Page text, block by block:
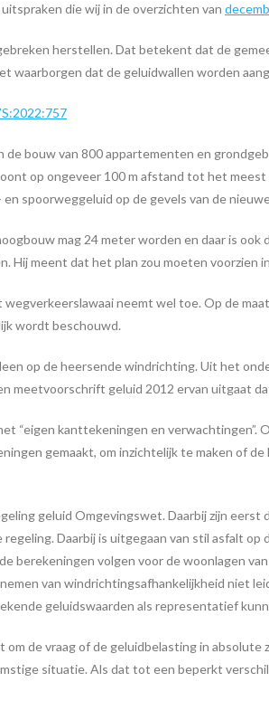
die wij in de overzichten van
herstellen. Dat betekent dat de
waarborgen dat de geluidwallen worden
bouw van 800 appartementen en
op ongeveer 100 m afstand tot het
spoorweggeluid op de gevels van de
mag 24 meter worden en daar is ook
meent dat het plan zou moeten voorzien
neemt wel toe. Op de
wordt beschouwd.
op de heersende windrichting. Uit het
meetvoorschrift geluid 2012 ervan uitgaat
“eigen kanttekeningen en verwachtingen”.
gemaakt, om inzichtelijk te maken of
geluid Omgevingswet. Daarbij zijn eerst
Daarbij is uitgegaan van stil asfalt
berekeningen volgen voor de woonlagen
van windrichtingsafhankelijkheid niet
geluidswaarden als representatief
de vraag of de geluidbelasting in
situatie. Als dat tot een beperkt